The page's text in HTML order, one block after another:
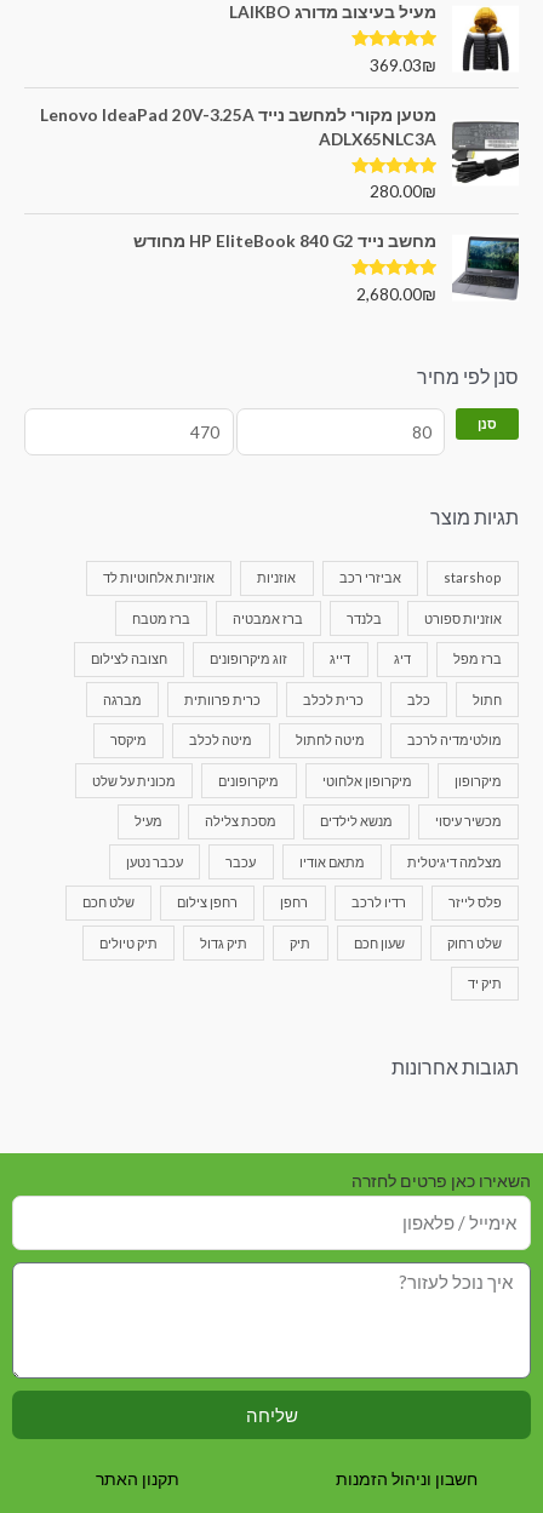
מעיל בעיצוב מדורג LAIKBO
דורג5.00
369.03₪
מטען מקורי למחשב נייד Lenovo IdeaPad 20V-3.25A
ADLX65NLC3A
דורג5.00
280.00₪
מחשב נייד HP EliteBook 840 G2 מחודש
דורג5.00
2,680.00₪
סנן לפי מחיר
סנן
תגיות מוצר
starshop אביזרי רכב אוזניות אוזניות אלחוטיות לד
אוזניות ספורט בלנדר ברז אמבטיה ברז מטבח
ברז מפל דיג דייג זוג מיקרופונים חצובה לצילום
חתול כלב כרית לכלב כרית פרוותית מברגה
מולטימדיה לרכב מיטה לחתול מיטה לכלב מיקסר
מיקרופון מיקרופון אלחוטי מיקרופונים מכונית על שלט
מכשיר עיסוי מנשא לילדים מסכת צלילה מעיל
מצלמה דיגיטלית מתאם אודיו עכבר עכבר נטען
פלס לייזר רדיו לרכב רחפן רחפן צילום שלט חכם
שלט רחוק שעון חכם תיק תיק גדול תיק טיולים
תיק יד
תגובות אחרונות
השאירו כאן פרטים לחזרה
שליחה
חשבון וניהול הזמנות תקנון האתר